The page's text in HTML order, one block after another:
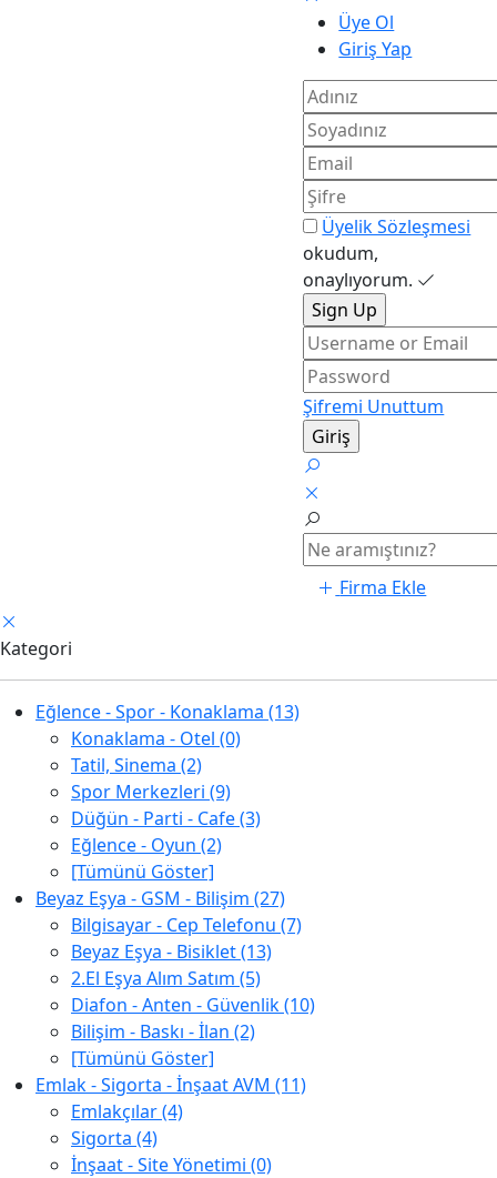
Üye Ol
Giriş Yap
Üyelik Sözleşmesi
okudum,
onaylıyorum.
Şifremi Unuttum
Firma Ekle
Kategori
Eğlence - Spor - Konaklama (13)
Konaklama - Otel (0)
Tatil, Sinema (2)
Spor Merkezleri (9)
Düğün - Parti - Cafe (3)
Eğlence - Oyun (2)
[Tümünü Göster]
Beyaz Eşya - GSM - Bilişim (27)
Bilgisayar - Cep Telefonu (7)
Beyaz Eşya - Bisiklet (13)
2.El Eşya Alım Satım (5)
Diafon - Anten - Güvenlik (10)
Bilişim - Baskı - İlan (2)
[Tümünü Göster]
Emlak - Sigorta - İnşaat AVM (11)
Emlakçılar (4)
Sigorta (4)
İnşaat - Site Yönetimi (0)